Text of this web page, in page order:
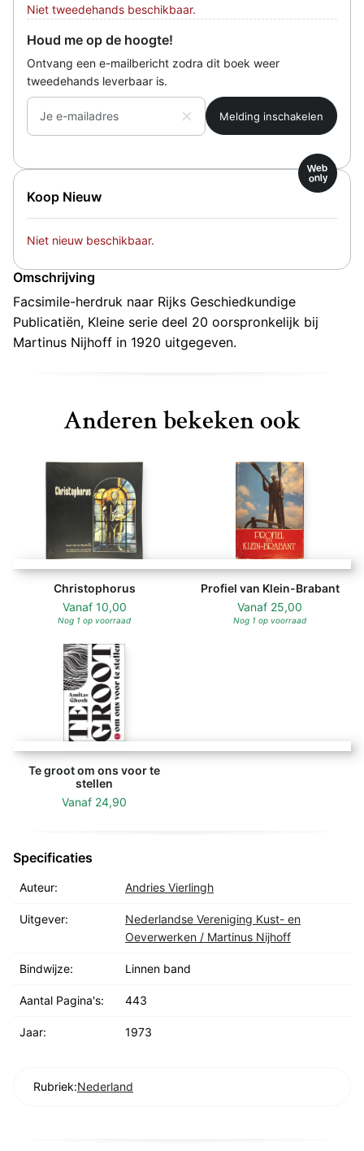
Niet tweedehands beschikbaar.
Houd me op de hoogte!
Ontvang een e-mailbericht zodra dit boek weer
tweedehands leverbaar is.
Je e-mailadres
Koop Nieuw
Web
only
Niet nieuw beschikbaar.
Omschrijving
Facsimile-herdruk naar Rijks Geschiedkundige
Publicatiën, Kleine serie deel 20 oorspronkelijk bij
Martinus Nijhoff in 1920 uitgegeven.
Anderen bekeken ook
Christophorus
Vanaf 10,00
Nog 1 op voorraad
Profiel van Klein-Brabant
Vanaf 25,00
Nog 1 op voorraad
Te groot om ons voor te
stellen
Vanaf 24,90
Specificaties
Auteur: Andries Vierlingh
Uitgever:
Nederlandse Vereniging Kust- en
Oeverwerken / Martinus Nijhoff
Bindwijze: Linnen band
Aantal Pagina's: 443
Jaar: 1973
Rubriek:Nederland